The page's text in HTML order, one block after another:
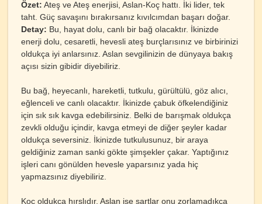
Özet: Ateş ve Ateş enerjisi, Aslan-Koç hattı. İki lider, tek
taht. Güç savaşını bırakırsanız kıvılcımdan başarı doğar.
Detay: Bu, hayat dolu, canlı bir bağ olacaktır. İkinizde
enerji dolu, cesaretli, hevesli ateş burçlarısınız ve birbirinizi
oldukça iyi anlarsınız. Aslan sevgilinizin de dünyaya bakış
açısı sizin gibidir diyebiliriz.
Bu bağ, heyecanlı, hareketli, tutkulu, gürültülü, göz alıcı,
eğlenceli ve canlı olacaktır. İkinizde çabuk öfkelendiğiniz
için sık sık kavga edebilirsiniz. Belki de barışmak oldukça
zevkli olduğu içindir, kavga etmeyi de diğer şeyler kadar
oldukça seversiniz. İkinizde tutkulusunuz, bir araya
geldiğiniz zaman sanki gökte şimşekler çakar. Yaptığınız
işleri canı gönülden hevesle yaparsınız yada hiç
yapmazsınız diyebiliriz.
Koç oldukça hırslıdır, Aslan ise şartlar onu zorlamadıkça